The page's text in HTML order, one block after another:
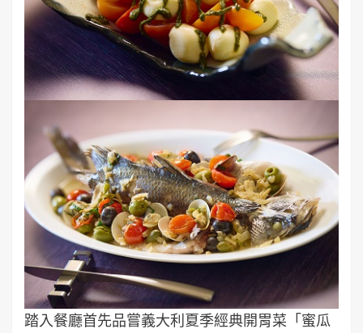
踏入餐廳首先品嘗義大利夏季經典開胃菜「蜜瓜